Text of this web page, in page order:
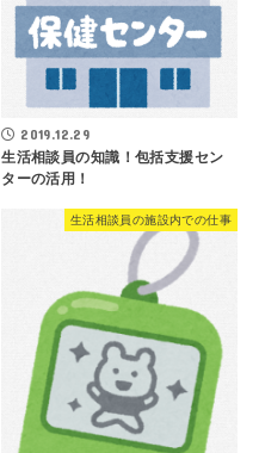
2019.12.29
生活相談員の知識！包括支援セン
ターの活用！
生活相談員の施設内での仕事